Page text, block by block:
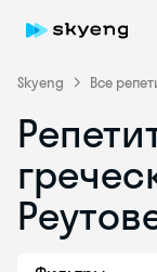
Skyeng Все
Skyeng Chat